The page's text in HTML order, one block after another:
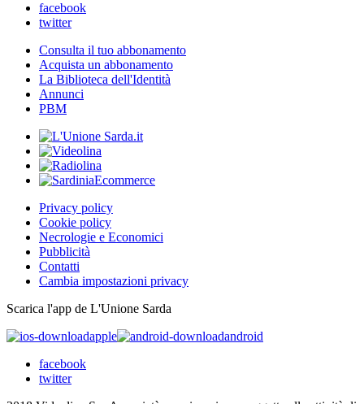
facebook
twitter
Consulta il tuo abbonamento
Acquista un abbonamento
La Biblioteca dell'Identità
Annunci
PBM
Privacy policy
Cookie policy
Necrologie e Economici
Pubblicità
Contatti
Cambia impostazioni privacy
Scarica l'app de L'Unione Sarda
apple
android
facebook
twitter